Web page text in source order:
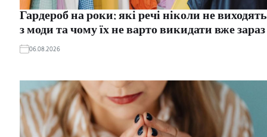
Гардероб на роки: які речі ніколи не виходять
з моди та чому їх не варто викидати вже зараз
06.08.2026